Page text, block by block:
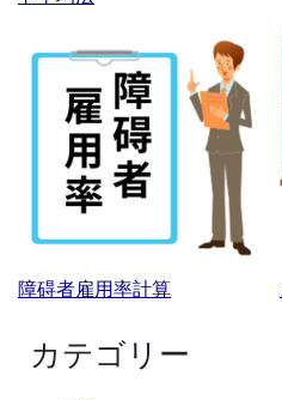
障碍者雇用率計算
カテゴリー